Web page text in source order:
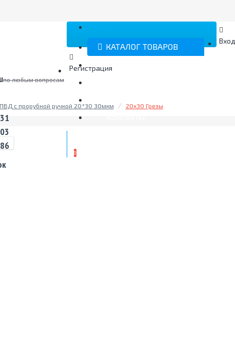
по любым вопросам
КАТАЛОГ ТОВАРОВ
0
Вход
Регистрация
с прорубной ручкой 20*30 30мкм 20x30 Грезы